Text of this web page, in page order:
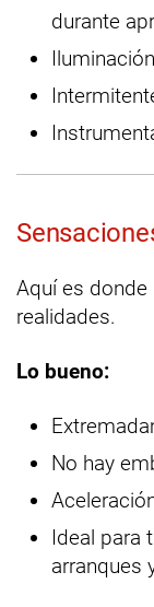
durante
Aquí es donde
realidades.
Lo bueno:
No hay
Ideal para
arranques